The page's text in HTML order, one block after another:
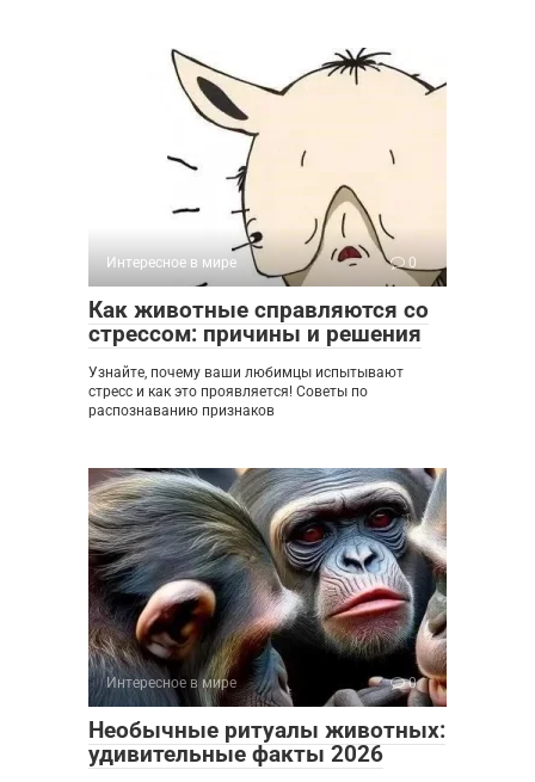
Интересное в мире 0
Как животные справляются со
стрессом: причины и решения
Узнайте, почему ваши любимцы испытывают
стресс и как это проявляется! Советы по
распознаванию признаков
Интересное в мире 0
Необычные ритуалы животных:
удивительные факты 2026